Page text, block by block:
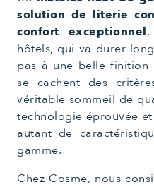
solution de literie
confort exceptionnel
hôtels, qui va durer
pas à une belle finition
se cachent des
véritable sommeil de
technologie éprouvée
autant de
gamme.
Chez Cosme, nous